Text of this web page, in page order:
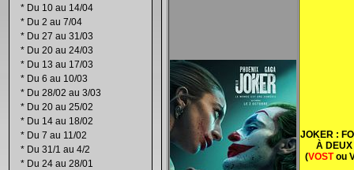
* Du 10 au 14/04
* Du 2 au 7/04
* Du 27 au 31/03
* Du 20 au 24/03
* Du 13 au 17/03
* Du 6 au 10/03
* Du 28/02 au 3/03
* Du 20 au 25/02
* Du 14 au 18/02
* Du 7 au 11/02
* Du 31/1 au 4/2
* Du 24 au 28/01
JOKER :
À DEUX
(VOSTou